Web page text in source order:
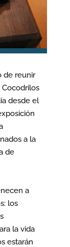
de reunir
desde el
a la
de
a
los
la vida
estarán